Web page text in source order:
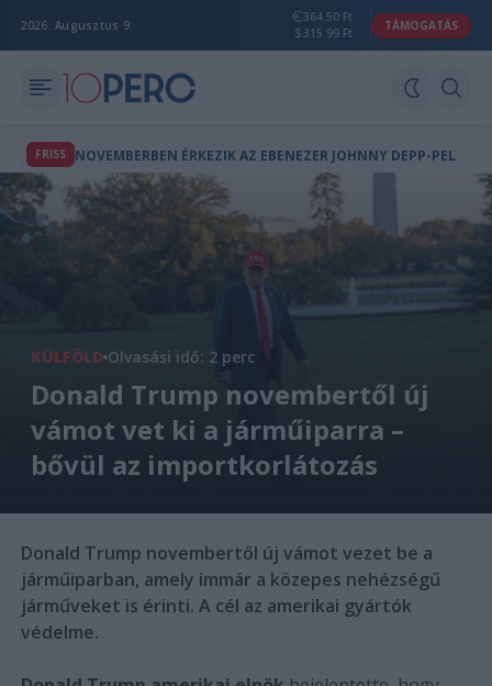
2026. Augusztus 9.
364.50 Ft
315.99 Ft
TÁMOGATÁS
FRISS NOVEMBERBEN ÉRKEZIK AZ EBENEZER JOHNNY DEPP-PEL
KÜLFÖLD Olvasási idő: 2 perc
Donald Trump novembertől új
vámot vet ki a járműiparra –
bővül az importkorlátozás
Donald Trump novembertől új vámot vezet be a
járműiparban, amely immár a közepes nehézségű
járműveket is érinti. A cél az amerikai gyártók
védelme.